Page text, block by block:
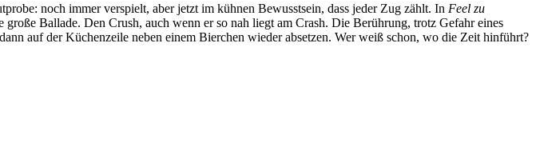
noch immer verspielt, aber jetzt im kühnen Bewusstsein, dass jeder Zug zählt. In Feel zu
Ballade. Den Crush, auch wenn er so nah liegt am Crash. Die Berührung, trotz Gefahr eines
auf der Küchenzeile neben einem Bierchen wieder absetzen. Wer weiß schon, wo die Zeit hinführt?